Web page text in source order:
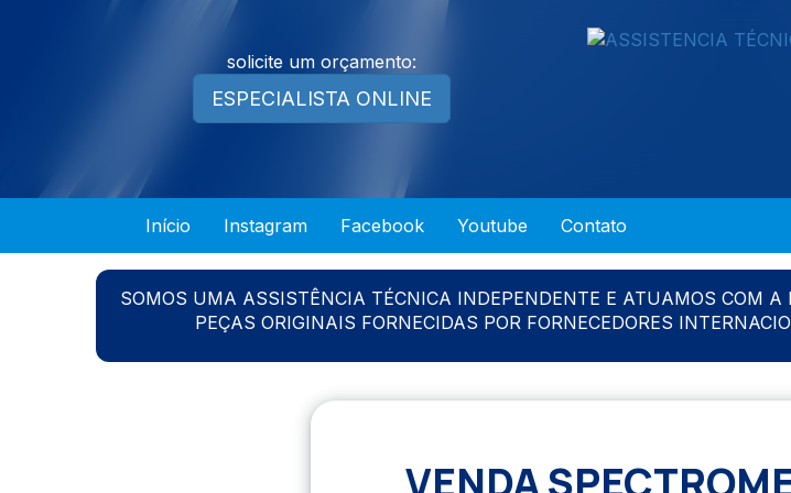
solicite um orçamento:
ESPECIALISTA ONLINE
Início Instagram Facebook Youtube Contato
SOMOS UMA ASSISTÊNCIA TÉCNICA INDEPENDENTE E ATUAMOS COM
PEÇAS ORIGINAIS FORNECIDAS POR FORNECEDORES